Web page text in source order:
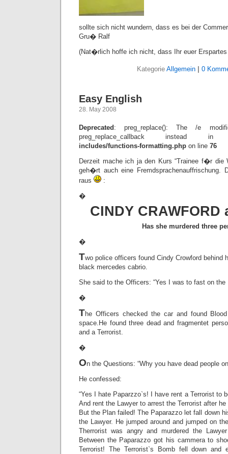
sollte sich nicht wundern, dass es bei der
Gru� Ralf
(Nat�rlich hoffe ich nicht, dass Ihr euer Erspartes
Kategorie Allgemein 0
Easy English
28. May 2008
Deprecated : preg_replace(): The /e
preg_replace_callback instead
includes/functions-formatting.php on line 76
Derzeit mache ich ja den Kurs “Trainee f�r die
geh�rt auch eine Fremdsprachenauffrischung.
raus
:
�
CINDY
Has she murdered three
�
Two police officers found Cindy Crowford behind
black mercedes cabrio.
She said to the Officers: “Yes I was to fast on the
�
The Officers checked the car and found
space. He found three dead and fragmentet
and a Terrorist.
�
On the Questions: “Why you have dead people
He confessed:
“Yes I hate Paparzzo`s! I have rent a Terrorist to
And rent the Lawyer to arrest the Terrorist after
But the Plan failed!The Paparazzo let fall down
the Lawyer. He jumped around and jumped on
Therrorist was angry and murdered the
Between the Paparazzo got his cammera to
Terrorist! The Terrorist`s Bomb fell down and